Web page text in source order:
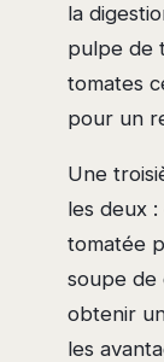
la
pulpe de
tomates
pour un
Une
les deux
tomatée
soupe de
obtenir
les